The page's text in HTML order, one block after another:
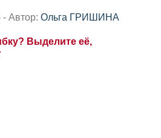
- Автор: Ольга ГРИШИНА
Выделите её,